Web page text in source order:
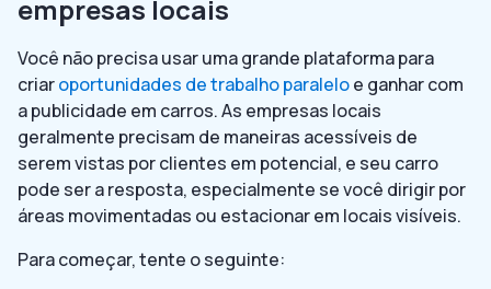
empresas locais
Você não precisa usar uma grande plataforma para
criaroportunidades de trabalho paraleloe ganhar com
a publicidade em carros. As empresas locais
geralmente precisam de maneiras acessíveis de
serem vistas por clientes em potencial, e seu carro
pode ser a resposta, especialmente se você dirigir por
áreas movimentadas ou estacionar em locais visíveis.
Para começar, tente o seguinte: